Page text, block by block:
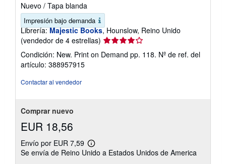
Nuevo / Tapa blanda
Impresión bajo demanda
Librería: Majestic Books, Hounslow, Reino Unido
(vendedor de 4 estrellas) Calificación
del
vendedor:
Condición: New. Print on Demand pp. 118. Nº de ref. del
artículo: 388957915
Contactar al vendedor
Comprar nuevo
EUR 18,56
Envío por EUR 7,59
Más
información
Se envía de Reino Unido a Estados Unidos de America